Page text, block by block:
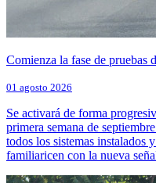
Comienza la fase de
01 agosto 2026
Se activará de forma
primera semana de
todos los sistemas instalados
familiaricen con la nueva